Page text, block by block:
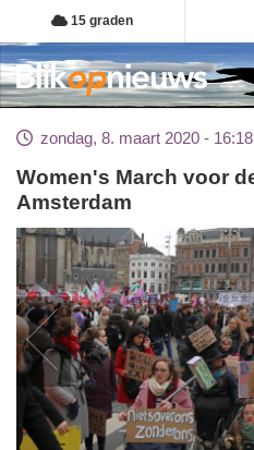
Overslaan
en
naar
de
gaan
15 graden
zondag, 8. maart 2020 - 16:18
Women's March voor de derde keer in
Amsterdam